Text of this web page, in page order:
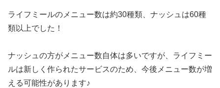
ライフミールのメニュー数は約30種類、ナッシュは60種
類以上でした！
ナッシュの方がメニュー数自体は多いですが、ライフミー
ルは新しく作られたサービスのため、今後メニュー数が増
える可能性があります♪